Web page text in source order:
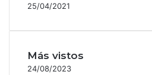
25/04/2021
Más vistos
24/08/2023